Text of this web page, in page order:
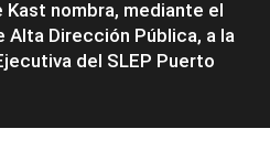
Kast nombra, mediante el
Alta Dirección Pública, a la
del SLEP Puerto